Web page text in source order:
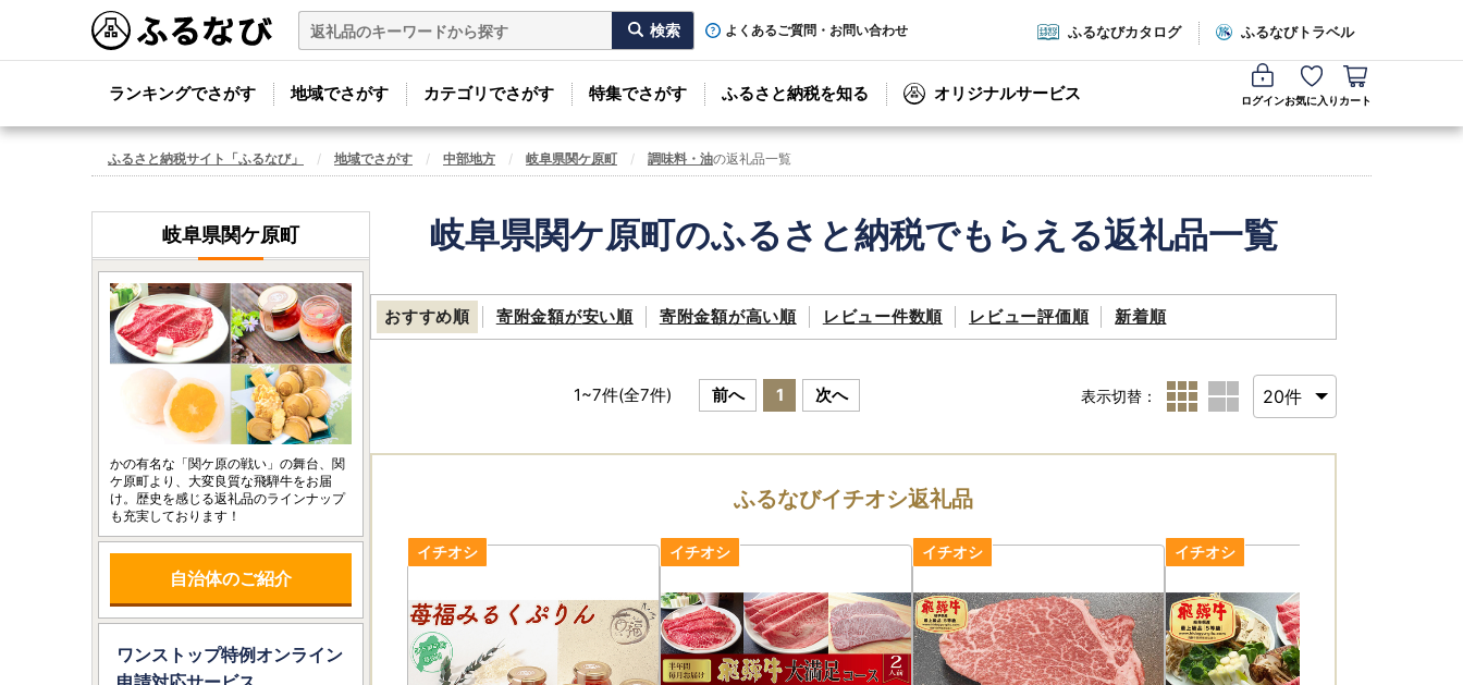
よくあるご質問・お問い合わせ ふるなびカタログ ふるなびトラベル
ランキングでさがす 地域でさがす カテゴリでさがす 特集でさがす ふるさと納税を知る オリジナルサービス ログインお気に入り カート
ふるさと納税サイト「ふるなび」 地域でさがす 中部地方 岐阜県関ケ原町 調味料・油の返礼品一覧
岐阜県関ケ原町のふるさと納税でもらえる返礼品一覧
おすすめ順 寄附金額が安い順 寄附金額が高い順 レビュー件数順 レビュー評価順 新着順
1~7件(全7件) 前へ 1 次へ 表示切替：
ふるなびイチオシ返礼品
岐阜県関ケ原町
かの有名な「関ケ原の戦い」の舞台、関
ケ原町より、大変良質な飛騨牛をお届
け。歴史を感じる返礼品のラインナップ
も充実しております！
自治体のご紹介
ワンストップ特例オンライン